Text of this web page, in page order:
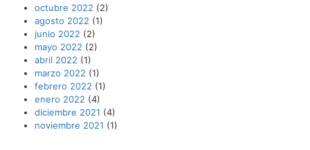
octubre 2022 (2)
agosto 2022 (1)
junio 2022 (2)
mayo 2022 (2)
abril 2022 (1)
marzo 2022 (1)
febrero 2022 (1)
enero 2022 (4)
diciembre 2021 (4)
noviembre 2021 (1)